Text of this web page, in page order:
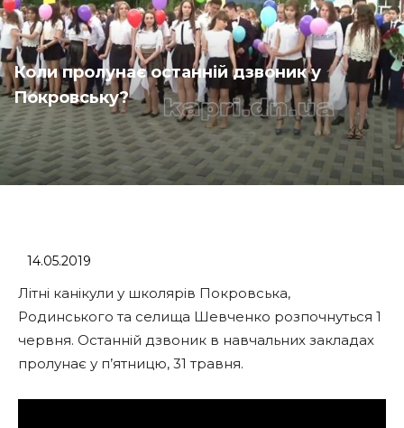
Коли пролунає останній дзвоник у
Покровську?
14.05.2019
Літні канікули у школярів Покровська,
Родинського та селища Шевченко розпочнуться 1
червня. Останній дзвоник в навчальних закладах
пролунає у п’ятницю, 31 травня.